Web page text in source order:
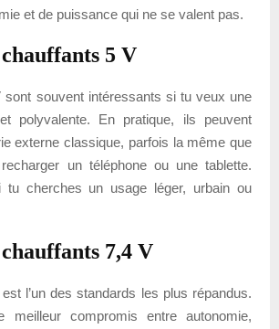
et de puissance qui ne se valent pas.
5 V
sont souvent intéressants si tu veux une
polyvalente. En pratique, ils peuvent
externe classique, parfois la même que
un téléphone ou une tablette.
tu cherches un usage léger, urbain ou
7,4 V
l’un des standards les plus répandus.
meilleur compromis entre autonomie,